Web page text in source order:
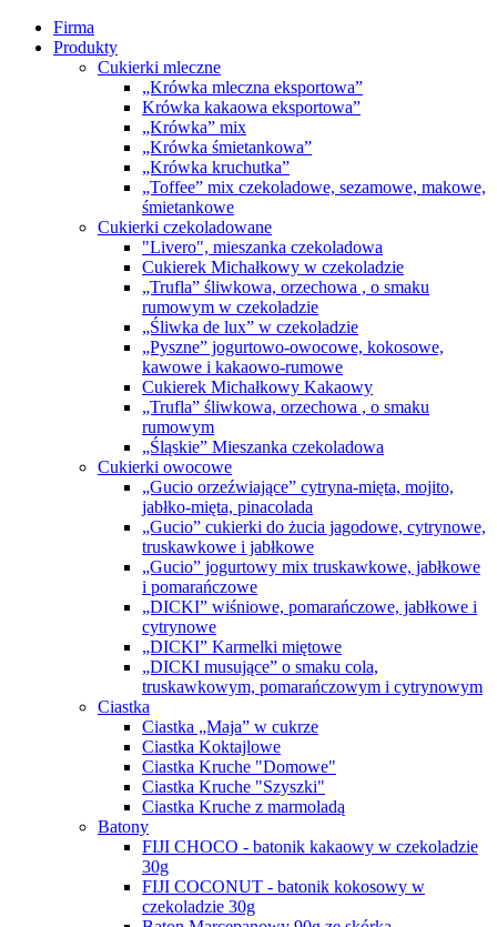
Firma
Produkty
Cukierki mleczne
„Krówka mleczna eksportowa”
Krówka kakaowa eksportowa”
„Krówka” mix
„Krówka śmietankowa”
„Krówka kruchutka”
„Toffee” mix czekoladowe, sezamowe, makowe,
śmietankowe
Cukierki czekoladowane
"Livero", mieszanka czekoladowa
Cukierek Michałkowy w czekoladzie
„Trufla” śliwkowa, orzechowa , o smaku
rumowym w czekoladzie
„Śliwka de lux” w czekoladzie
„Pyszne” jogurtowo-owocowe, kokosowe,
kawowe i kakaowo-rumowe
Cukierek Michałkowy Kakaowy
„Trufla” śliwkowa, orzechowa , o smaku
rumowym
„Śląskie” Mieszanka czekoladowa
Cukierki owocowe
„Gucio orzeźwiające” cytryna-mięta, mojito,
jabłko-mięta, pinacolada
„Gucio” cukierki do żucia jagodowe, cytrynowe,
truskawkowe i jabłkowe
„Gucio” jogurtowy mix truskawkowe, jabłkowe
i pomarańczowe
„DICKI” wiśniowe, pomarańczowe, jabłkowe i
cytrynowe
„DICKI” Karmelki miętowe
„DICKI musujące” o smaku cola,
truskawkowym, pomarańczowym i cytrynowym
Ciastka
Ciastka „Maja” w cukrze
Ciastka Koktajlowe
Ciastka Kruche "Domowe"
Ciastka Kruche "Szyszki"
Ciastka Kruche z marmoladą
Batony
FIJI CHOCO - batonik kakaowy w czekoladzie
30g
FIJI COCONUT - batonik kokosowy w
czekoladzie 30g